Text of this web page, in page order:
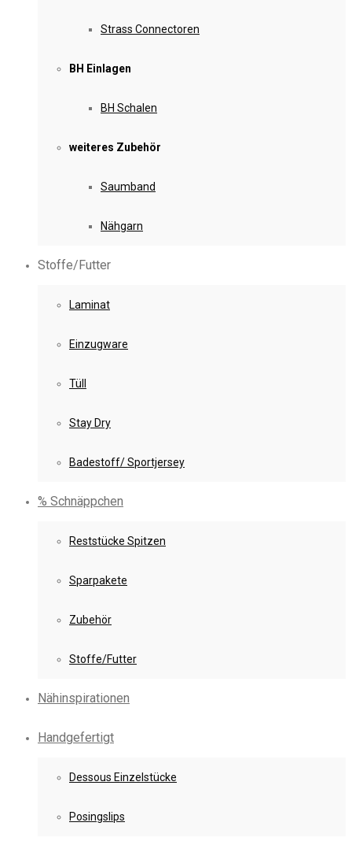
Strass Connectoren
BH Einlagen
BH Schalen
weiteres Zubehör
Saumband
Nähgarn
Stoffe/Futter
Laminat
Einzugware
Tüll
Stay Dry
Badestoff/ Sportjersey
% Schnäppchen
Reststücke Spitzen
Sparpakete
Zubehör
Stoffe/Futter
Nähinspirationen
Handgefertigt
Dessous Einzelstücke
Posingslips